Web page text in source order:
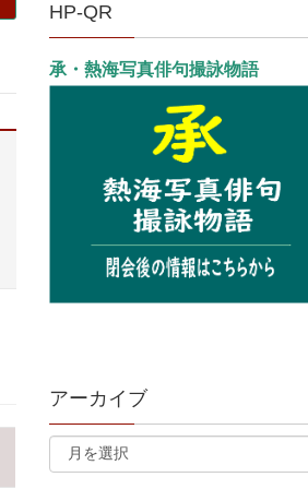
HP-QR
承・熱海写真俳句撮詠物語
アーカイブ